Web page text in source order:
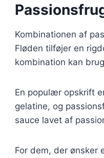
Kombinationen af
Fløden tilføjer en
kombination kan
En populær opskrift
gelatine, og
sauce lavet af
For dem, der ønsker